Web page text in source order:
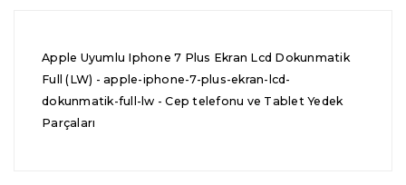
Apple Uyumlu Iphone 7 Plus Ekran Lcd Dokunmatik
Full (LW) - apple-iphone-7-plus-ekran-lcd-
dokunmatik-full-lw - Cep telefonu ve Tablet Yedek
Parçaları